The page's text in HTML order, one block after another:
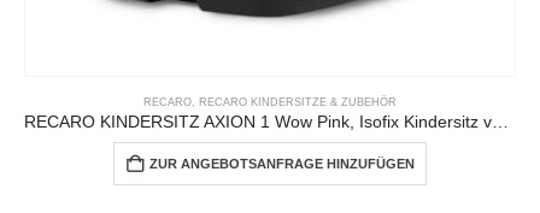
RECARO, RECARO KINDERSITZE & ZUBEHÖR
RECARO KINDERSITZ AXION 1 Wow Pink, Isofix Kindersitz von ca. 3-12 Jahren
ZUR ANGEBOTSANFRAGE HINZUFÜGEN